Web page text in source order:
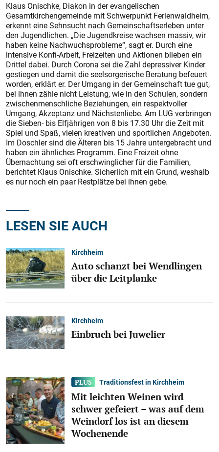
Klaus Onischke, Diakon in der evangelischen
Gesamtkirchengemeinde mit Schwerpunkt Ferienwaldheim,
erkennt eine Sehnsucht nach Gemeinschaftserleben unter
den Jugendlichen. „Die Jugendkreise wachsen massiv, wir
haben keine Nachwuchsprobleme“, sagt er. Durch eine
intensive Konfi-Arbeit, Freizeiten und Aktionen blieben ein
Drittel dabei. Durch Corona sei die Zahl depressiver Kinder
gestiegen und damit die seelsorgerische Beratung befeuert
worden, erklärt er. Der Umgang in der Gemeinschaft tue gut,
bei ihnen zähle nicht Leistung, wie in den Schulen, sondern
zwischenmenschliche Beziehungen, ein respektvoller
Umgang, Akzeptanz und Nächstenliebe. Am LUG verbringen
die Sieben- bis Elfjährigen von 8 bis 17.30 Uhr die Zeit mit
Spiel und Spaß, vielen kreativen und sportlichen Angeboten.
Im Doschler sind die Älteren bis 15 Jahre untergebracht und
haben ein ähnliches Programm. Eine Freizeit ohne
Übernachtung sei oft erschwinglicher für die Familien,
berichtet Klaus Onischke. Sicherlich mit ein Grund, weshalb
es nur noch ein paar Restplätze bei ihnen gebe.
LESEN SIE AUCH
Kirchheim
Auto schanzt bei Wendlingen
über die Leitplanke
Kirchheim
Einbruch bei Juwelier
Traditionsfest in Kirchheim
Mit leichten Weinen wird
schwer gefeiert – was auf dem
Weindorf los ist an diesem
Wochenende